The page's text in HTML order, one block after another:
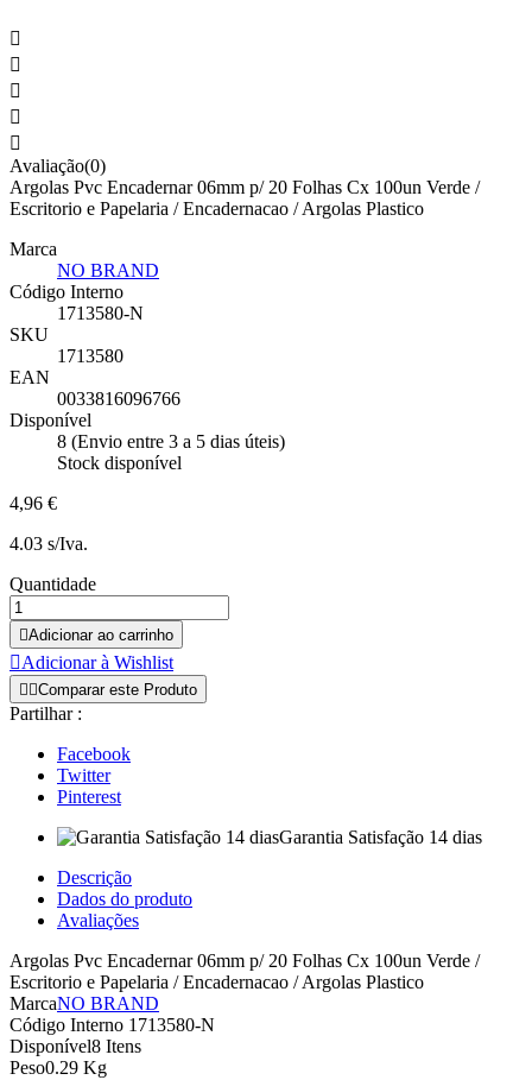





Avaliação(0)
Argolas Pvc Encadernar 06mm p/ 20 Folhas Cx 100un Verde /
Escritorio e Papelaria / Encadernacao / Argolas Plastico
Marca
NO BRAND
Código Interno
1713580-N
SKU
1713580
EAN
0033816096766
Disponível
8 (Envio entre 3 a 5 dias úteis)
Stock disponível
4,96 €
4.03 s/Iva.
Quantidade
Adicionar ao carrinho
Adicionar à Wishlist
 Comparar este Produto
Partilhar :
Facebook
Twitter
Pinterest
Garantia Satisfação 14 dias
Descrição
Dados do produto
Avaliações
Argolas Pvc Encadernar 06mm p/ 20 Folhas Cx 100un Verde /
Escritorio e Papelaria / Encadernacao / Argolas Plastico
MarcaNO BRAND
Código Interno 1713580-N
Disponível8 Itens
Peso0.29 Kg